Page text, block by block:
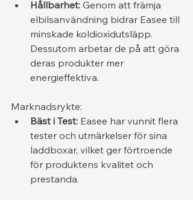
Hållbarhet: Genom att främja
elbilsanvändning bidrar Easee till
minskade koldioxidutsläpp.
Dessutom arbetar de på att göra
deras produkter mer
energieffektiva.
Marknadsrykte:
Bäst i Test: Easee har vunnit flera
tester och utmärkelser för sina
laddboxar, vilket ger förtroende
för produktens kvalitet och
prestanda.